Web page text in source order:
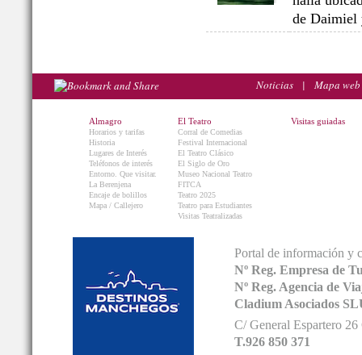
de Daimiel
Noticias | Mapa web
Almagro
Horarios y tarifas
Historia
Lugares de Interés
Teléfonos de interés
Entorno. Que visitar.
La Berenjena
Encaje de bolillos
Mapa / Callejero
El Teatro
Corral de Comedias
Festival Internacional
El Teatro Clásico
El Siglo de Oro
Museo Nacional Teatro
FITCA
Teatro 2025
Teatro para Estudiantes
Visitas Teatralizadas
Visitas guiadas
Portal de información y
Nº Reg. Empresa de
Nº Reg. Agencia de
Cladium Asociados
C/ General Espartero
T.926 850 371